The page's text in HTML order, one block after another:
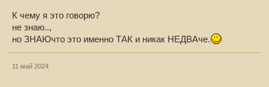
К чему я это говорю?
не знаю..,
но ЗНАЮчто это именно ТАК и никак НЕДВАче.
11 май 2024